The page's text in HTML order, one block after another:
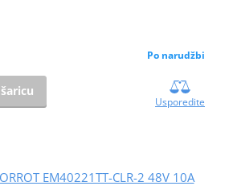
Po narudžbi
Usporedite
EM40221TT-CLR-2 48V 10A